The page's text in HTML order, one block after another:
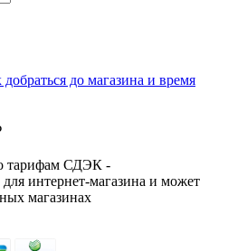
добраться до магазина и время
тарифам СДЭК -
интернет-магазина и может
магазинах